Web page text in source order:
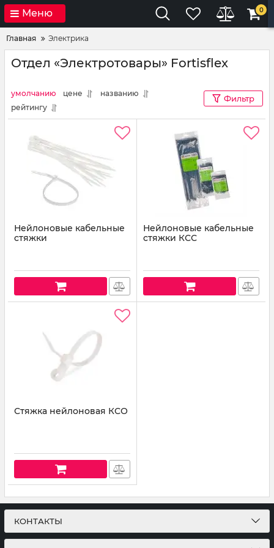
Меню 0
Главная Электрика
Отдел «Электротовары» Fortisflex
умолчанию цене
названию
рейтингу
Фильтр
Нейлоновые кабельные
стяжки
Нейлоновые кабельные
стяжки КСС
Стяжка нейлоновая КСО
КОНТАКТЫ